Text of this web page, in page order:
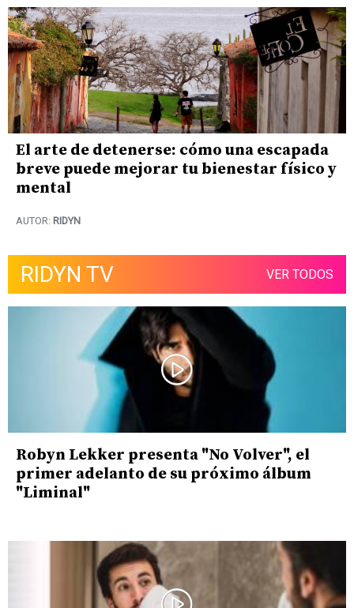
El arte de detenerse: cómo una escapada
breve puede mejorar tu bienestar físico y
mental
AUTOR: RIDYN
RIDYN TV VER TODOS
Robyn Lekker presenta "No Volver", el
primer adelanto de su próximo álbum
"Liminal"